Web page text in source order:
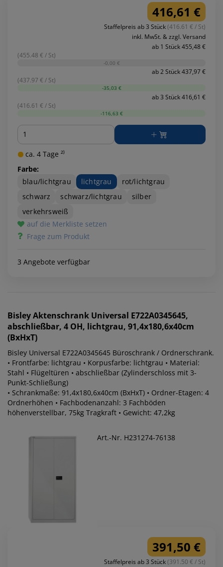
416,61 €
Staffelpreis ab 3 Stück(416.61 € / St)
inkl. MwSt. & zzgl. Versand
ab 1 Stück 455,48 €
(455.48 € / St)
-0,00 €
ab 2 Stück 437,97 €
(437.97 € / St)
-35,03 €
ab 3 Stück 416,61 €
(416.61 € / St)
-116,63 €
Menge
ca. 4 Tage ²⁾
Farbe:
blau/lichtgrau
lichtgrau
rot/lichtgrau
schwarz
schwarz/lichtgrau
silber
verkehrsweiß
auf die Merkliste setzen
Frage zum Produkt
3 Angebote verfügbar
BisleyAktenschrank Universal E722A0345645,
abschließbar, 4 OH, lichtgrau, 91,4x180,6x40cm
(BxHxT)
Bisley Universal E722A0345645 Büroschrank / Ordnerschrank.
• Frontfarbe: lichtgrau • Korpusfarbe: lichtgrau • Material:
Stahl • Flügeltüren • abschließbar (Zylinderschloss mit 3-
Punkt-Schließung)
• Schrankmaße: 91,4x180,6x40cm (BxHxT) • Ordner-Etagen: 4
Ordnerhöhen • Fachbodenanzahl: 3 Fachböden
höhenverstellbar, 75kg Tragkraft • Gewicht: 47,2kg
Art.-Nr. H231274-76138
391,50 €
Staffelpreis ab 3 Stück(391.50 € / St)